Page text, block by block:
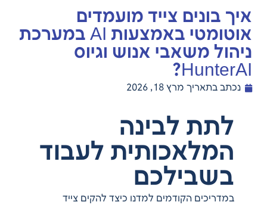
איך בונים צייד מועמדים
אוטומטי באמצעות AI במערכת
ניהול משאבי אנוש וגיוס
HunterAI?
נכתב בתאריך מרץ 18, 2026
לתת לבינה
המלאכותית לעבוד
בשבילכם
במדריכים הקודמים למדנו כיצד להקים צייד